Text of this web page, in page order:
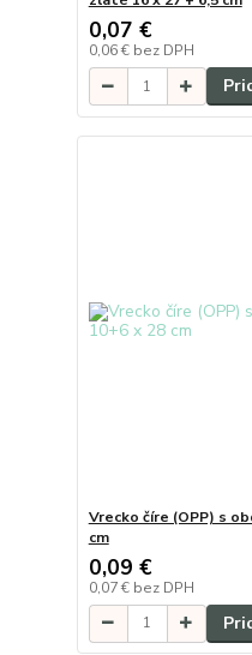
0,07 €
0,06 € bez DPH
Vrecko číre (OPP) s
cm
0,09 €
0,07 € bez DPH